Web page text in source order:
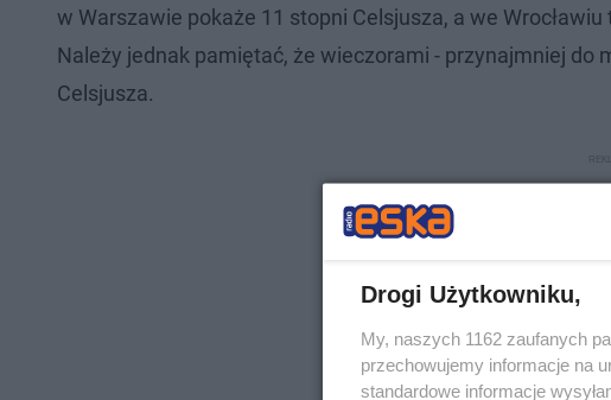
w Warszawie pokaże 11 stopni Celsjusza, a we
Należy jednak pamiętać, że wieczorami - przynajmniej
Celsjusza.
Drogi Użytkowniku,
My, naszych 1162 zaufanych
przechowujemy informacje na
standardowe informacje